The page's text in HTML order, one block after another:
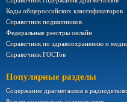
Коды общероссийских классификаторов
Справочник подшипников
Федеральные реестры онлайн
Справочник по здравоохранению и
Справочник ГОСТов
Популярные разделы
Содержание драгметаллов в